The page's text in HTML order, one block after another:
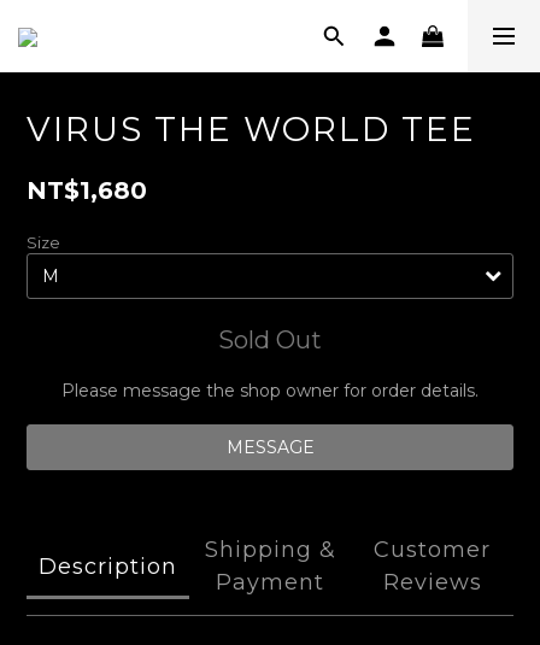
VIRUS THE WORLD TEE
NT$1,680
Size
Sold Out
Please message the shop owner for order details.
MESSAGE
Description
Shipping &
Payment
Customer
Reviews